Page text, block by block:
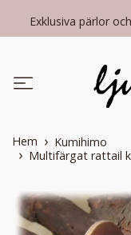
Exklusiva pärlor
Hem
Kumihimo
Multifärgat rattail